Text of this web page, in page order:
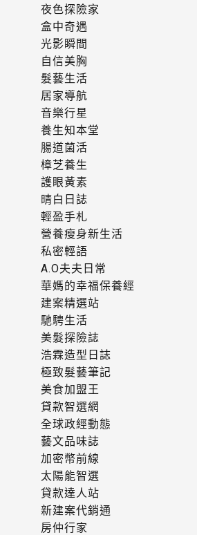
夜色探險家
盒中奇遇
光影瞬間
自信美胸
髮藝生活
居家導航
音樂行星
養生知本堂
腸道菌活
樟芝養生
護眼黃素
晴白日誌
輕盈手札
營養瘦身新生活
私密輕語
A.O夫夫日常
華媽的幸福保養經
建案精選站
馳騁生活
美髮探險誌
浩霖造型日誌
極致髮藝筆記
美食加盟王
貸款智選網
全球政經動態
藝文品味誌
加密幣前線
太陽能智選
貸款達人站
新建案代銷通
房仲行家